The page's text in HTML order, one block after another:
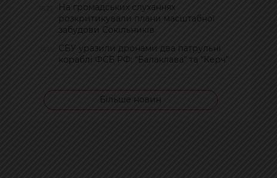
На громадських слуханнях
розкритикували плани масштабної
забудови Сокільників
СБУ уразили дронами два патрульні
кораблі ФСБ РФ: "Балаклава" та "Керч"
Більше новин